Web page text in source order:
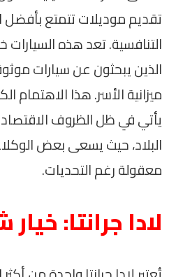
تقديم موديلات تتمتع بأفضل
التنافسية. تعد هذه السيارات
الذين يبحثون عن سيارات
ميزانية الأسر. هذا الاهتمام
يأتي في ظل الظروف
البلاد، حيث يسعى بعض
معقولة رغم التحديات.
لادا جرانتا: